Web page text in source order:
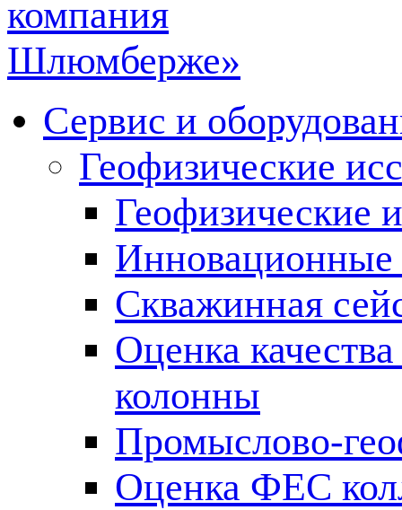
Сервис и
Геофизические
Геофизические
Инновационные
Скважинная
Оценка
колонны
Промыслово-
Оценка ФЕС